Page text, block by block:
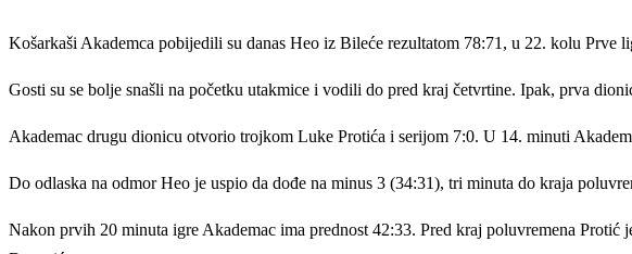
Košarkaši Akademca pobijedili su danas Heo iz Bileće rezultatom 78:71, u 22. kolu Prve
Gosti su se bolje snašli na početku utakmice i vodili do pred kraj četvrtine. Ipak, prva
Akademac drugu dionicu otvorio trojkom Luke Protića i serijom 7:0. U 14. minuti
Do odlaska na odmor Heo je uspio da dođe na minus 3 (34:31), tri minuta do kraja
Nakon prvih 20 minuta igre Akademac ima prednost 42:33. Pred kraj poluvremena